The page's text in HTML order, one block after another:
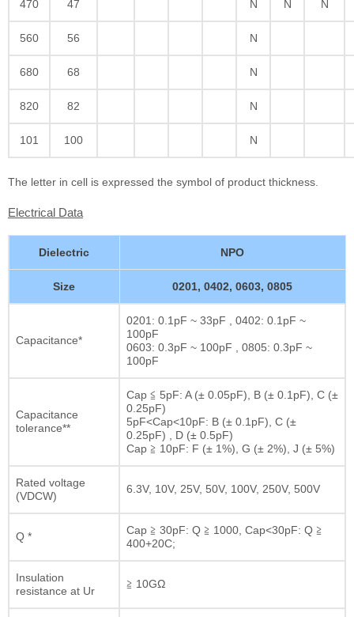
470 47 N N N
560 56 N
680 68 N
820 82 N
101 100 N
The letter in cell is expressed the symbol of product thickness.
Electrical Data
Dielectric NPO
Size 0201, 0402, 0603, 0805
Capacitance*
0201: 0.1pF ~ 33pF , 0402: 0.1pF ~
100pF
0603: 0.3pF ~ 100pF , 0805: 0.3pF ~
100pF
Capacitance
tolerance**
Cap ≦ 5pF: A (± 0.05pF), B (± 0.1pF), C (±
0.25pF)
5pF<Cap<10pF: B (± 0.1pF), C (±
0.25pF) , D (± 0.5pF)
Cap ≧ 10pF: F (± 1%), G (± 2%), J (± 5%)
Rated voltage
(VDCW)
6.3V, 10V, 25V, 50V, 100V, 250V, 500V
Q *
Cap ≧ 30pF: Q ≧ 1000, Cap<30pF: Q ≧
400+20C;
Insulation
resistance at Ur
≧ 10GΩ